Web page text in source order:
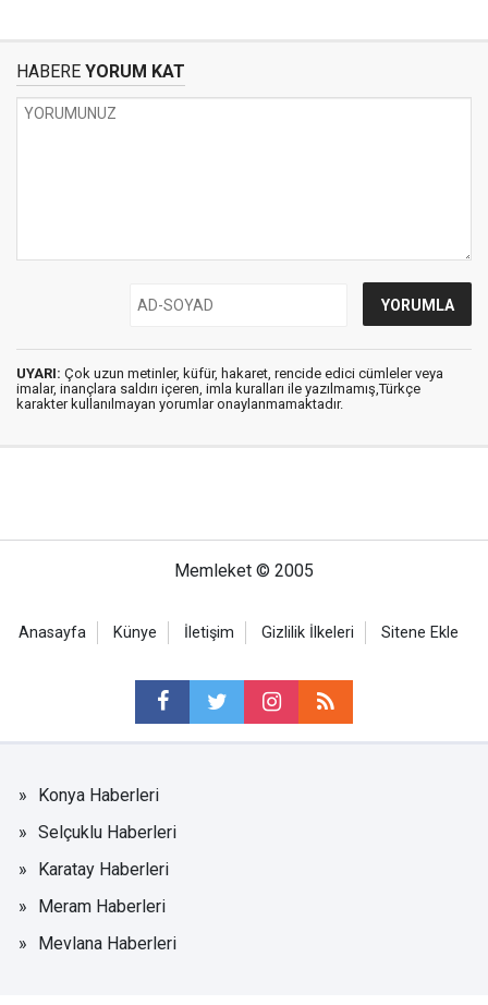
HABERE YORUM KAT
UYARI: Çok uzun metinler, küfür, hakaret, rencide edici cümleler veya
imalar, inançlara saldırı içeren, imla kuralları ile yazılmamış,Türkçe
karakter kullanılmayan yorumlar onaylanmamaktadır.
Memleket © 2005
Anasayfa Künye İletişim Gizlilik İlkeleri Sitene Ekle
Konya Haberleri
Selçuklu Haberleri
Karatay Haberleri
Meram Haberleri
Mevlana Haberleri